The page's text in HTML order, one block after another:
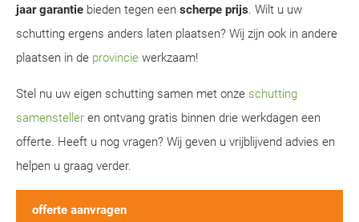
jaar garantie bieden tegen een scherpe prijs. Wilt u uw
schutting ergens anders laten plaatsen? Wij zijn ook in andere
plaatsen in de provincie werkzaam!
Stel nu uw eigen schutting samen met onze schutting
samensteller en ontvang gratis binnen drie werkdagen een
offerte. Heeft u nog vragen? Wij geven u vrijblijvend advies en
helpen u graag verder.
offerte aanvragen